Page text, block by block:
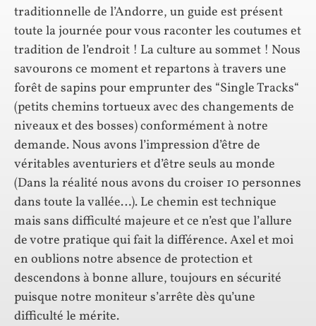
traditionnelle de l’Andorre, un guide est présent
toute la journée pour vous raconter les coutumes et
tradition de l’endroit ! La culture au sommet ! Nous
savourons ce moment et repartons à travers une
forêt de sapins pour emprunter des “Single Tracks“
(petits chemins tortueux avec des changements de
niveaux et des bosses) conformément à notre
demande. Nous avons l’impression d’être de
véritables aventuriers et d’être seuls au monde
(Dans la réalité nous avons du croiser 10 personnes
dans toute la vallée…). Le chemin est technique
mais sans difficulté majeure et ce n’est que l’allure
de votre pratique qui fait la différence. Axel et moi
en oublions notre absence de protection et
descendons à bonne allure, toujours en sécurité
puisque notre moniteur s’arrête dès qu’une
difficulté le mérite.